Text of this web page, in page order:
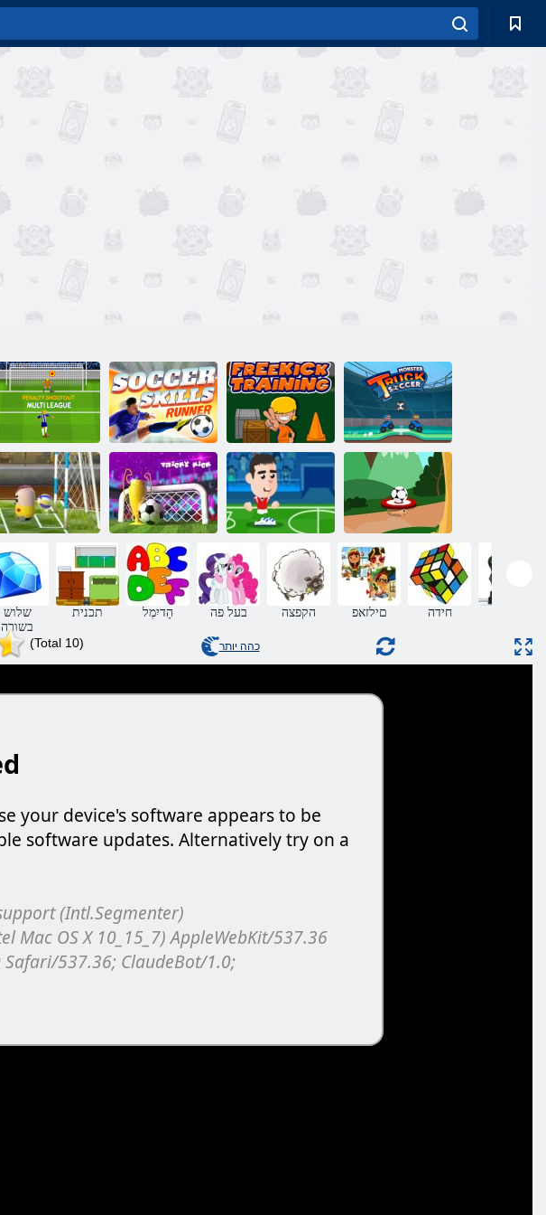
םילדנפ
רנאר תויונמוימ
לגרודכ
תישפוח הטיעב
ןומיא
לגרודכ תיאשמ
תצלפמ
תולולג לגרודכ תיקירט הטיעב
2020 ורוי :לגרודכ
ירטסאמ
לגרודכ דעי
שלוש
בשורה
תכנית הָדיִמְל בעל פה הקפצה םילזאפ חידה
(Total 10) כהה יותר